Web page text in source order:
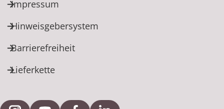
Impressum
Hinweisgebersystem
Barrierefreiheit
Lieferkette